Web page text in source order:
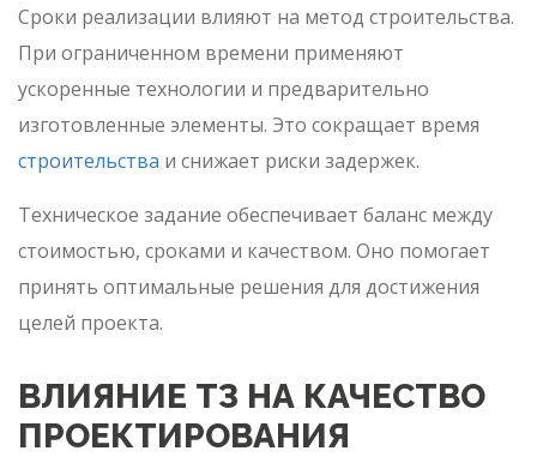
Сроки реализации влияют на метод строительства.
При ограниченном времени применяют
ускоренные технологии и предварительно
изготовленные элементы. Это сокращает время
строительства и снижает риски задержек.
Техническое задание обеспечивает баланс между
стоимостью, сроками и качеством. Оно помогает
принять оптимальные решения для достижения
целей проекта.
ВЛИЯНИЕ ТЗ НА КАЧЕСТВО
ПРОЕКТИРОВАНИЯ